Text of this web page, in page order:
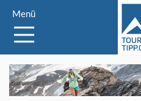
Menü